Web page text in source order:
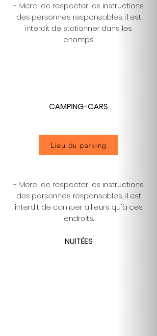
- Merci de respecter les instructions
des personnes responsables, il est
interdit de stationner dans les
champs.
CAMPING-CARS
- Merci de respecter les instructions
des personnes responsables, il est
interdit de camper ailleurs qu'à ces
endroits.
NUITÉES
Lieu du parking